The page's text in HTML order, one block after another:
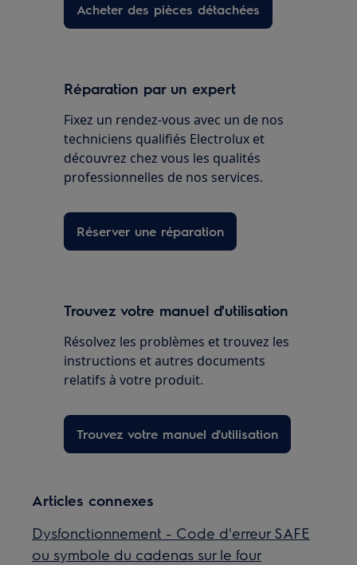
Acheter des pièces détachées
Réparation par un expert
Fixez un rendez-vous avec un de nos
techniciens qualifiés Electrolux et
découvrez chez vous les qualités
professionnelles de nos services.
Réserver une réparation
Trouvez votre manuel d'utilisation
Résolvez les problèmes et trouvez les
instructions et autres documents
relatifs à votre produit.
Trouvez votre manuel d'utilisation
Articles connexes
Dysfonctionnement - Code d'erreur SAFE
ou symbole du cadenas sur le four